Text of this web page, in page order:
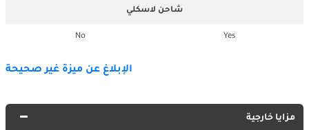
شاحن لاسكلي
Yes
No
الإبلاغ عن ميزة غير صحيحة
مزايا خارجية